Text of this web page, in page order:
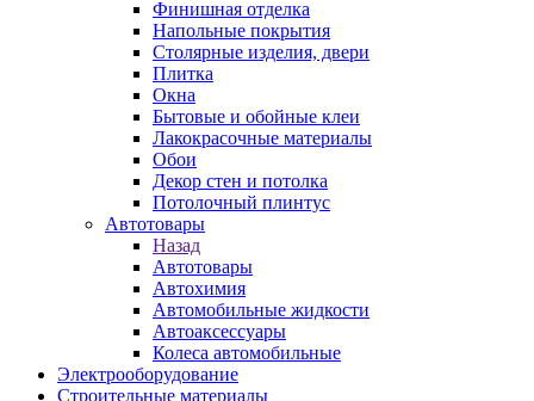
Финишная отделка
Напольные покрытия
Столярные изделия, двери
Плитка
Окна
Бытовые и обойные клеи
Лакокрасочные материалы
Обои
Декор стен и потолка
Потолочный плинтус
Автотовары
Назад
Автотовары
Автохимия
Автомобильные жидкости
Автоаксессуары
Колеса автомобильные
Электрооборудование
Строительные материалы